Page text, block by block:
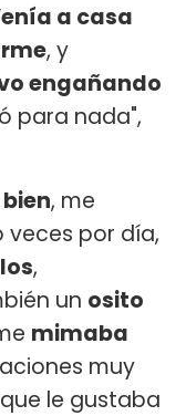
a casa
, y
engañando
para nada",
, me
por día,
,
un osito
mimaba
muy
le gustaba